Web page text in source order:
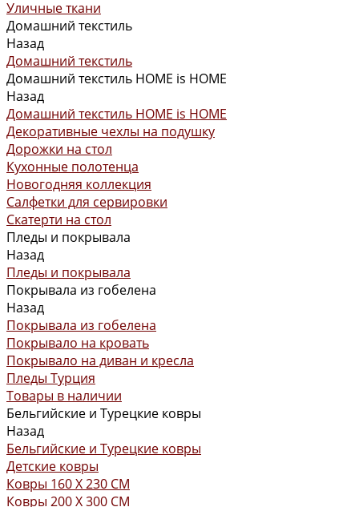
Уличные ткани
Домашний текстиль
Назад
Домашний текстиль
Домашний текстиль HOME is HOME
Назад
Домашний текстиль HOME is HOME
Декоративные чехлы на подушку
Дорожки на стол
Кухонные полотенца
Новогодняя коллекция
Салфетки для сервировки
Скатерти на стол
Пледы и покрывала
Назад
Пледы и покрывала
Покрывала из гобелена
Назад
Покрывала из гобелена
Покрывало на кровать
Покрывало на диван и кресла
Пледы Турция
Товары в наличии
Бельгийские и Турецкие ковры
Назад
Бельгийские и Турецкие ковры
Детские ковры
Ковры 160 X 230 СМ
Ковры 200 X 300 СМ